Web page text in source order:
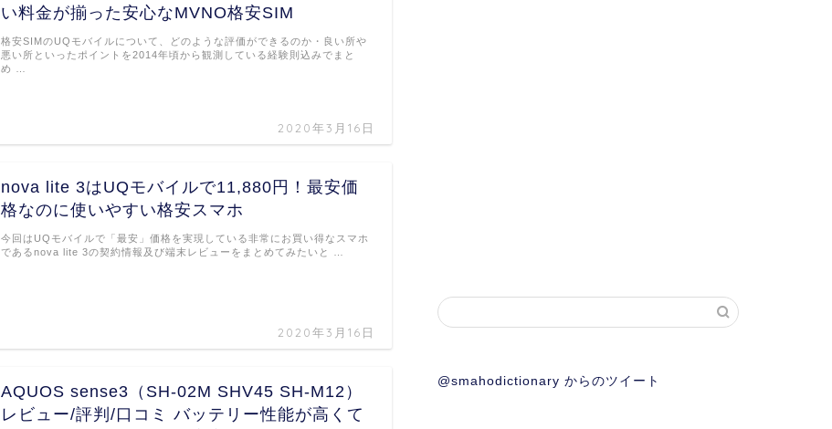
い料金が揃った安心なMVNO格安SIM
2020年3月16日
格安SIMのUQモバイルについて、どのような評価ができるのか・良い所や
悪い所といったポイントを2014年頃から観測している経験則込みでまと
め …
nova lite 3はUQモバイルで11,880円！最安価
格なのに使いやすい格安スマホ
2020年3月16日
今回はUQモバイルで「最安」価格を実現している非常にお買い得なスマホ
であるnova lite 3の契約情報及び端末レビューをまとめてみたいと …
AQUOS sense3（SH-02M SHV45 SH-M12）
レビュー/評判/口コミ バッテリー性能が高くて
@smahodictionary からのツイート